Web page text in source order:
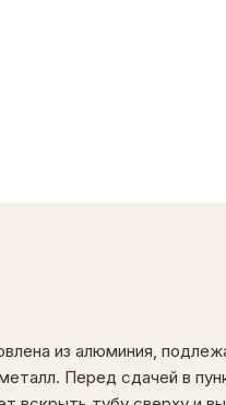
из алюминия,
Перед сдачей в